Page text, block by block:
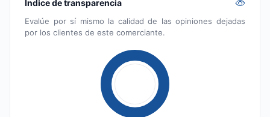
Índice de transparencia
Evalúe por sí mismo la calidad de las opiniones dejadas
por los clientes de este comerciante.